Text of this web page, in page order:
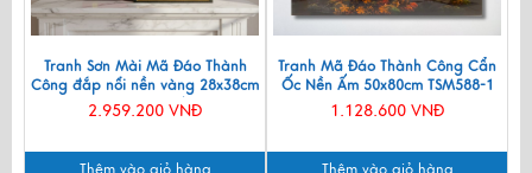
Tranh Sơn Mài Mã Đáo Thành
Công đắp nổi nền vàng 28x38cm
TSMDH2838/1
2.959.200 VNĐ
Tranh Mã Đáo Thành Công Cẩn
Ốc Nền Ấm 50x80cm TSM588-1
1.128.600 VNĐ